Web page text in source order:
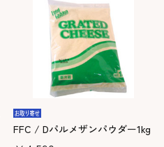
FFC / Dパルメザンパウダー1kg